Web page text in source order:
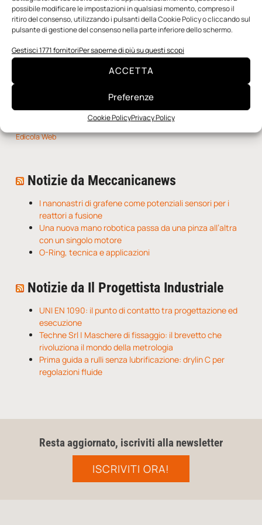
possibile modificare le impostazioni in qualsiasi momento, compreso il
ritiro del consenso, utilizzando i pulsanti della Cookie Policy o cliccando sul
pulsante di gestione del consenso nella parte inferiore dello schermo.
Gestisci 1771 fornitoriPer saperne di più su questi scopi
ACCETTA
Preferenze
Cookie PolicyPrivacy Policy
SFOGLIA LA RIVISTA
Edicola Web
Notizie da Meccanicanews
I nanonastri di grafene come potenziali sensori per i
reattori a fusione
Una nuova mano robotica passa da una pinza all’altra
con un singolo motore
O-Ring, tecnica e applicazioni
Notizie da Il Progettista Industriale
UNI EN 1090: il punto di contatto tra progettazione ed
esecuzione
Techne Srl | Maschere di fissaggio: il brevetto che
rivoluziona il mondo della metrologia
Prima guida a rulli senza lubrificazione: drylin C per
regolazioni fluide
Resta aggiornato, iscriviti alla newsletter
ISCRIVITI ORA!